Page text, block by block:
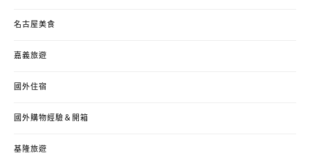
名古屋美食
嘉義旅遊
國外住宿
國外購物經驗＆開箱
基隆旅遊